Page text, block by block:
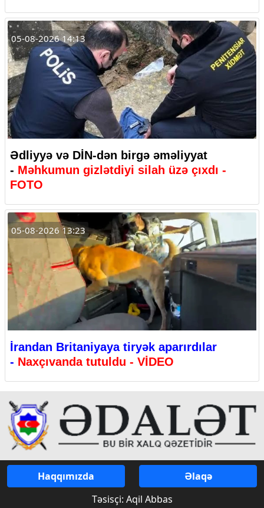
05-08-2026 14:13
Ədliyyə və DİN-dən birgə əməliyyat
- Məhkumun gizlətdiyi silah üzə çıxdı -
FOTO
05-08-2026 13:23
İrandan Britaniyaya tiryək aparırdılar
- Naxçıvanda tutuldu - VİDEO
Haqqımızda
Əlaqə
Təsisçi: Aqil Abbas